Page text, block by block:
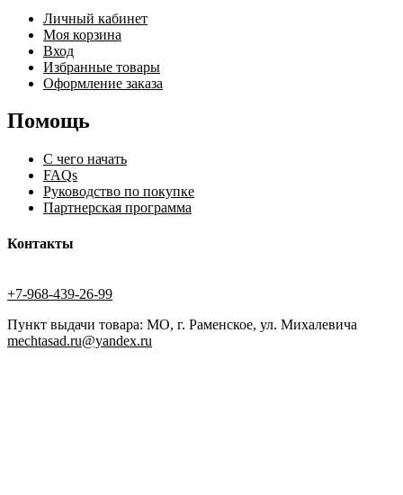
Личный кабинет
Моя корзина
Вход
Избранные товары
Оформление заказа
Помощь
С чего начать
FAQs
Руководство по покупке
Партнерская программа
Контакты
+7-968-439-26-99
Пункт выдачи товара: МО, г. Раменское, ул. Михалевича
mechtasad.ru@yandex.ru